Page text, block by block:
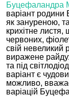
Буцефаландра
варіант
як зануреною,
крихітне
червоних,
свій невеликий
виражене
та під
варіант є
можливо,
варіацій